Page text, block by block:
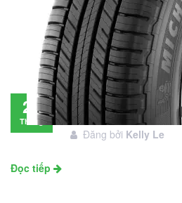
28
Tháng
Đánh giá lốp
đầu tư không?
Đăng bởi Kelly Le
Đọc tiếp